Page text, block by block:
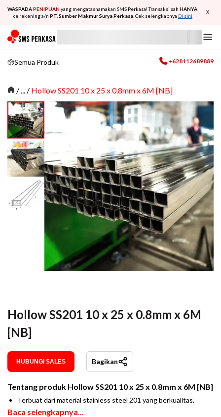
WASPADAPENIPUAN yang mengatasnamakan SMS Perkasa! Transaksi sah HANYA
ke rekening a/n PT. Sumber Makmur Surya Perkasa . Cek selengkapnya Di sini X
Semua Produk +628112689889
/... / Hollow SS201 10 x 25 x 0.8mm x 6M [NB]
Hollow SS201 10 x 25 x 0.8mm x 6M
[NB]
HUBUNGI SALES Bagikan
Tentang produk Hollow SS201 10 x 25 x 0.8mm x 6M [NB]
Terbuat dari material stainless steel 201 yang berkualitas.
Baca selengkapnya...